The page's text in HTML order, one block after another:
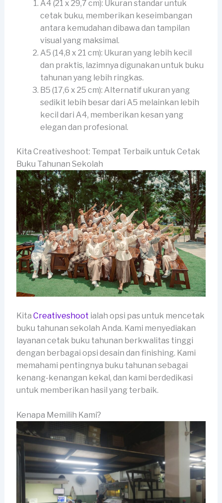
A4 (21 x 29,7 cm): Ukuran standar untuk
cetak buku, memberikan keseimbangan
antara kemudahan dibawa dan tampilan
visual yang maksimal.
A5 (14,8 x 21 cm): Ukuran yang lebih kecil
dan praktis, lazimnya digunakan untuk buku
tahunan yang lebih ringkas.
B5 (17,6 x 25 cm): Alternatif ukuran yang
sedikit lebih besar dari A5 melainkan lebih
kecil dari A4, memberikan kesan yang
elegan dan profesional.
Kita Creativeshoot: Tempat Terbaik untuk Cetak
Buku Tahunan Sekolah
Kita Creativeshoot ialah opsi pas untuk mencetak
buku tahunan sekolah Anda. Kami menyediakan
layanan cetak buku tahunan berkwalitas tinggi
dengan berbagai opsi desain dan finishing. Kami
memahami pentingnya buku tahunan sebagai
kenang-kenangan kekal, dan kami berdedikasi
untuk memberikan hasil yang terbaik.
Kenapa Memilih Kami?